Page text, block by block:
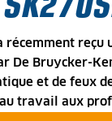
récemment reçu
De Bruycker-
et de feux
travail aux